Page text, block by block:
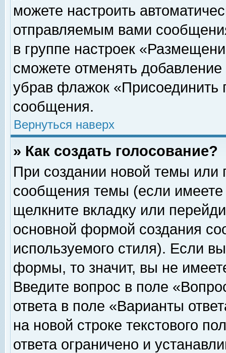
можете настроить
отправляемым вами
в группе настроек
сможете отменять
убрав флажок «Присоединить
сообщения.
Вернуться наверх
» Как создать голосование?
При создании новой темы или
сообщения темы (если
щелкните вкладку или
основной формой создания
используемого стиля). Если
формы, то значит, вы не
Введите вопрос в поле
ответа в поле «Варианты
на новой строке текстового
ответа ограничено и